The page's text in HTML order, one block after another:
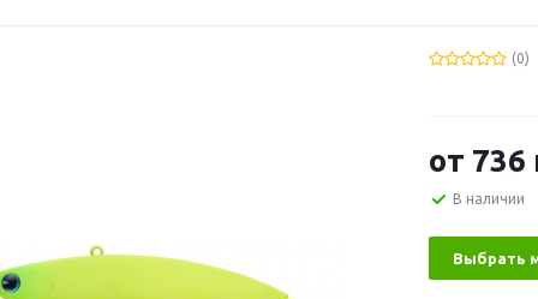
(0)
от 736
В наличии
Выбрать